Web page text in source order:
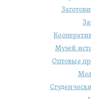
Музей
Оптовые